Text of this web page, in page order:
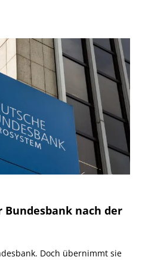
nach der
Doch übernimmt sie